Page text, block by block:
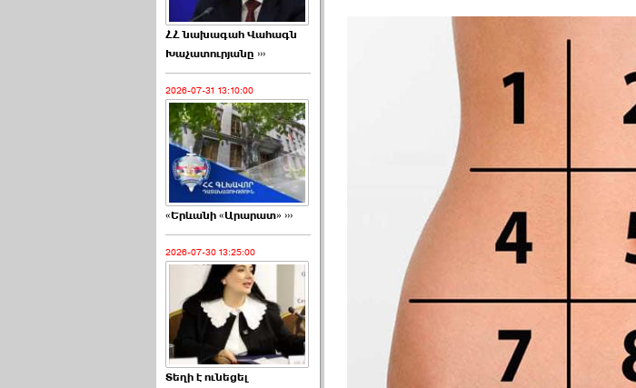
ՀՀ նախագահ Վահագն
Խաչատուրյանը ›››
2026-07-31 13:10:00
«Երևանի «Արարատ» ›››
2026-07-30 13:25:00
Տեղի է ունեցել